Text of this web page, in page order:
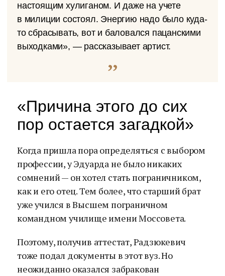
настоящим хулиганом. И даже на учете
в милиции состоял. Энергию надо было куда-
то сбрасывать, вот и баловался пацанскими
выходками», — рассказывает артист.
«Причина этого до сих
пор остается загадкой»
Когда пришла пора определяться с выбором
профессии, у Эдуарда не было никаких
сомнений — он хотел стать пограничником,
как и его отец. Тем более, что старший брат
уже учился в Высшем пограничном
командном училище имени Моссовета.
Поэтому, получив аттестат, Радзюкевич
тоже подал документы в этот вуз. Но
неожиданно оказался забракован